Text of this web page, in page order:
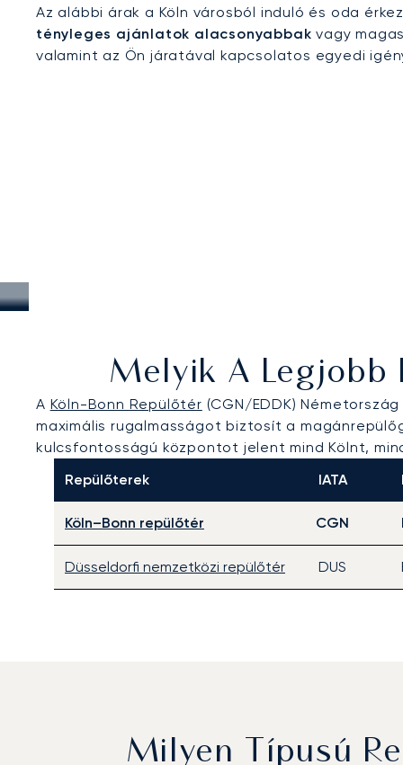
Az alábbi árak a Köln városból induló és oda
tényleges ajánlatok alacsonyabbak vagy
valamint az Ön járatával kapcsolatos egyedi
Melyik A Legjobb
A Köln-Bonn Repülőtér (CGN/EDDK)
maximális rugalmasságot biztosít a
kulcsfontosságú központot jelent mind Kölnt,
Repülőterek
IATA
Köln–Bonn repülőtér CGN
Düsseldorfi nemzetközi repülőtér DUS
Milyen Típusú